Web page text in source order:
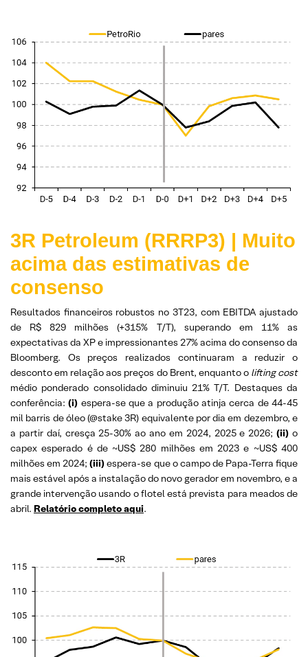
3R Petroleum (RRRP3) | Muito
acima das estimativas de
consenso
Resultados financeiros robustos no 3T23, com EBITDA ajustado
de R$ 829 milhões (+315% T/T), superando em 11% as
expectativas da XP e impressionantes 27% acima do consenso da
Bloomberg. Os preços realizados continuaram a reduzir o
desconto em relação aos preços do Brent, enquanto o lifting cost
médio ponderado consolidado diminuiu 21% T/T. Destaques da
conferência:(i) espera-se que a produção atinja cerca de 44-45
mil barris de óleo (@stake 3R) equivalente por dia em dezembro, e
a partir daí, cresça 25-30% ao ano em 2024, 2025 e 2026;(ii)o
capex esperado é de ~US$ 280 milhões em 2023 e ~US$ 400
milhões em 2024;(iii)espera-se que o campo de Papa-Terra fique
mais estável após a instalação do novo gerador em novembro, e a
grande intervenção usando o flotel está prevista para meados de
abril. Relatório completoaqui.